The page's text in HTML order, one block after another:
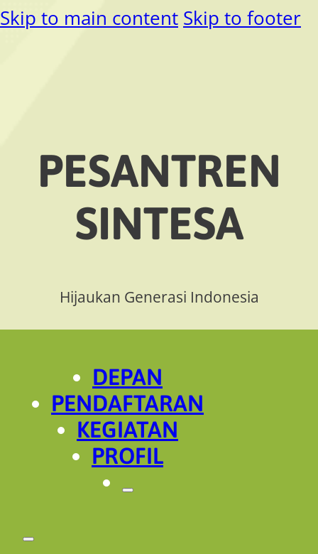
Skip to main content Skip to footer
PESANTREN
SINTESA
Hijaukan Generasi Indonesia
DEPAN
PENDAFTARAN
KEGIATAN
PROFIL